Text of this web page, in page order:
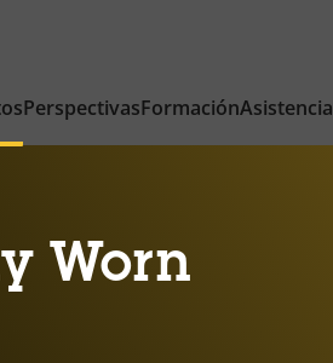
PerspectivasFormaciónAsistencia
Worn